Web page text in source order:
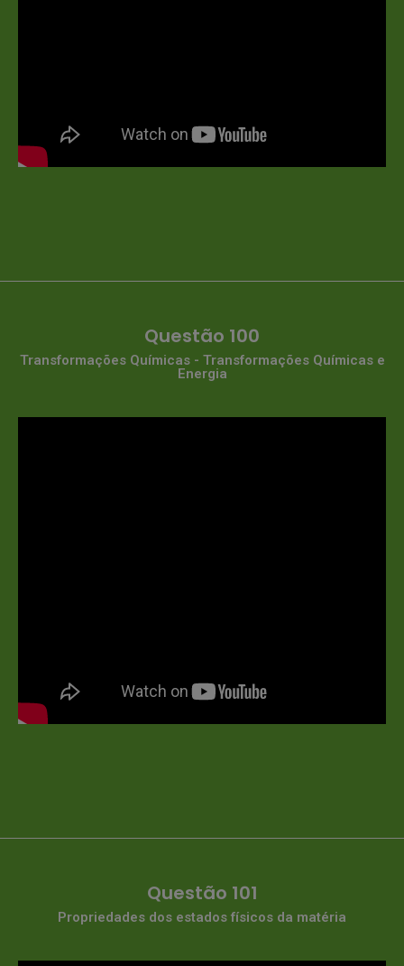
Questão 100
Transformações Químicas - Transformações Químicas e
Energia
Questão 101
Propriedades dos estados físicos da matéria